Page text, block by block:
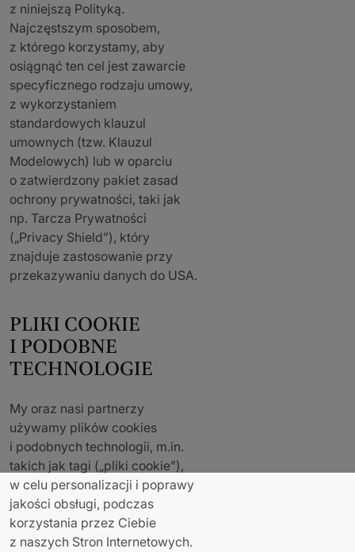
z niniejszą Polityką.
Najczęstszym sposobem,
z którego korzystamy, aby
osiągnąć ten cel jest zawarcie
specyficznego rodzaju umowy,
z wykorzystaniem
standardowych klauzul
umownych (tzw. Klauzul
Modelowych) lub w oparciu
o zatwierdzony pakiet zasad
ochrony prywatności, taki jak
np. Tarcza Prywatności
(„Privacy Shield”), który
znajduje zastosowanie przy
przekazywaniu danych do USA.
PLIKI COOKIE
I PODOBNE
TECHNOLOGIE
My oraz nasi partnerzy
używamy plików cookies
i podobnych technologii, m.in.
takich jak tagi („pliki cookie”),
w celu personalizacji i poprawy
jakości obsługi, podczas
korzystania przez Ciebie
z naszych Stron Internetowych.